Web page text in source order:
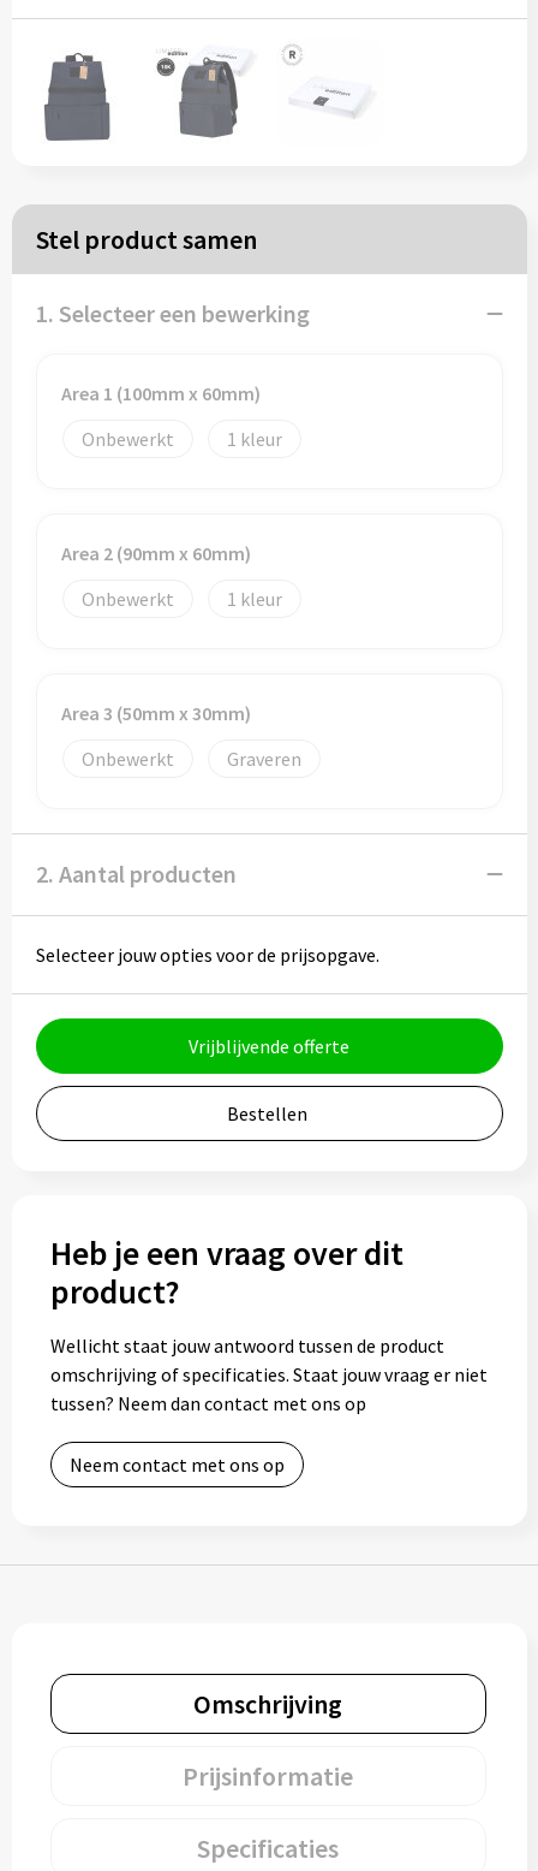
Papieren tassen
Reistassen
Schoudertassen
Schrijf & papierwaren
Potloden
Markeerstiften
Merken
Mappen
Eten & drinken
Bidons
Thermosflessen
Thermosbekers
Mokken & kopjes
Glazen
Paraplu's
Stel product samen
1. Selecteer een bewerking
Area 1 (100mm x 60mm)
Onbewerkt
1
Area 2 (90mm x 60mm)
Onbewerkt
1
Area 3 (50mm x 30mm)
Onbewerkt
Graveren
2. Aantal producten
Selecteer jouw opties voor de prijsopgave.
Vrijblijvende offerte
Bestellen
Heb je een vraag over dit
product?
Wellicht staat jouw antwoord tussen de product
omschrijving of specificaties. Staat jouw vraag er niet
tussen? Neem dan contact met ons op
Neem contact met ons op
Omschrijving
Prijsinformatie
Specificaties